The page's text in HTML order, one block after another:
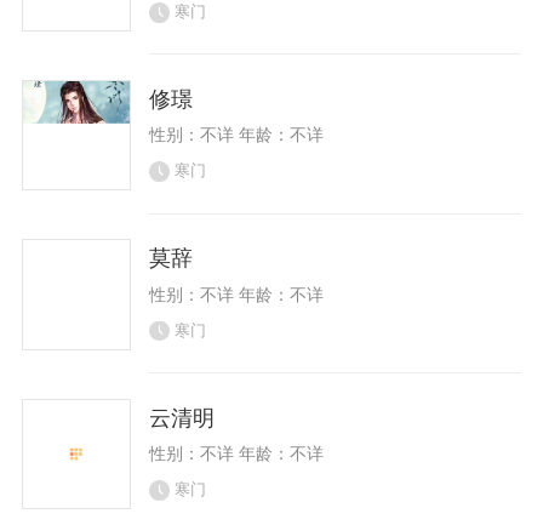
寒门
修璟
性别：不详 年龄：不详
寒门
莫辞
性别：不详 年龄：不详
寒门
云清明
性别：不详 年龄：不详
寒门